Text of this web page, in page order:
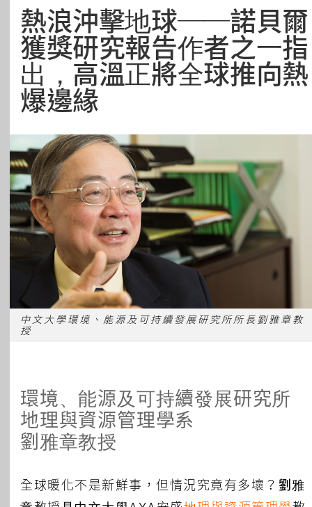
社創薈動 六物窺人
AI：人算不如
機算？
藝士匹靈 雅共賞 字裏科技
所有主題
熱浪沖擊地球──諾貝爾
獲獎研究報告作者之一指
出，高溫正將全球推向熱
爆邊緣
中文大學環境、能源及可持續發展研究所所長劉雅章教
授
環境、能源及可持續發展研究所
地理與資源管理學系
劉雅章教授
全球暖化不是新鮮事，但情況究竟有多壞？ 劉雅